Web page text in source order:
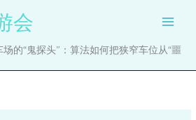
会
场的“鬼探头”：算法如何把狭窄车位从“噩